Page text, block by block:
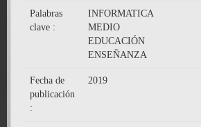
Palabras
clave :
INFORMATICA
MEDIO
EDUCACIÓN
ENSEÑANZA
Fecha de
publicación
:
2019